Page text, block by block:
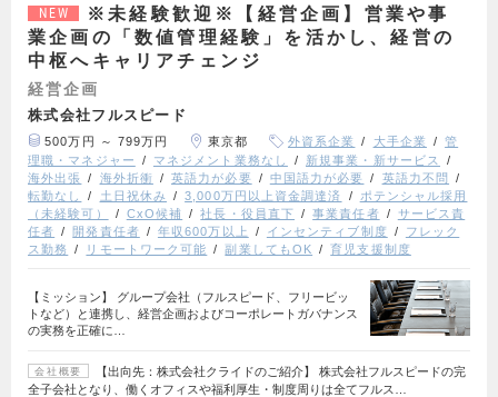
NEW
※未経験歓迎※【経営企画】営業や事
業企画の「数値管理経験」を活かし、経営の
中枢へキャリアチェンジ
経営企画
株式会社フルスピード
500万円 ～ 799万円 東京都 外資系企業 大手企業
管
理職・マネジャー
マネジメント業務なし
新規事業・新サービス
海外出張
海外折衝 英語力が必要 中国語力が必要
英語力不問
転勤なし
土日祝休み 3,000万円以上資金調達済
ポテンシャル採用
（未経験可）
CxO候補 社長・役員直下 事業責任者
サービス責
任者
開発責任者 年収600万以上 インセンティブ制度
フレック
ス勤務
リモートワーク可能 副業してもOK 育児支援制度
【ミッション】 グループ会社（フルスピード、フリービッ
トなど）と連携し、経営企画およびコーポレートガバナンス
の実務を正確に…
会社概要
【出向先：株式会社クライドのご紹介】 株式会社フルスピードの完
全子会社となり、働くオフィスや福利厚生・制度周りは全てフルス…